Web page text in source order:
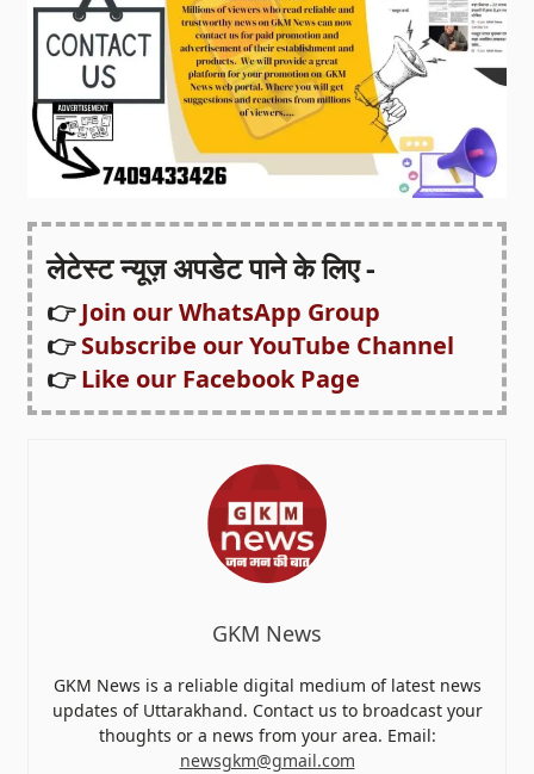
लेटेस्ट न्यूज़ अपडेट पाने के लिए -
👉Join our WhatsApp Group
👉Subscribe our YouTube Channel
👉Like our Facebook Page
GKM News
GKM News is a reliable digital medium of latest news
updates of Uttarakhand. Contact us to broadcast your
thoughts or a news from your area. Email:
newsgkm@gmail.com